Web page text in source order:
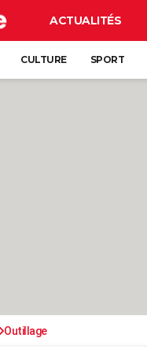
ACTUALITÉS
CULTURE SPORT
Outillage